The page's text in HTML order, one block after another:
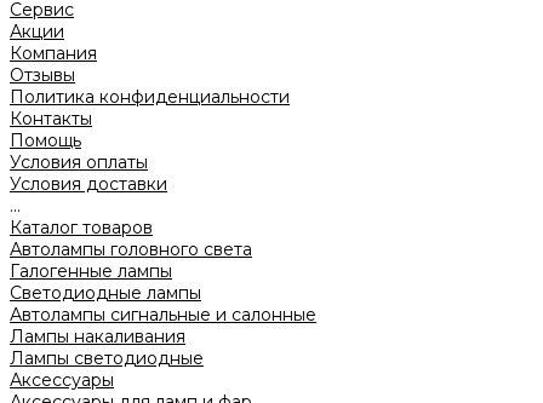
Сервис
Акции
Компания
Отзывы
Политика конфиденциальности
Контакты
Помощь
Условия оплаты
Условия доставки
...
Каталог товаров
Автолампы головного света
Галогенные лампы
Светодиодные лампы
Автолампы сигнальные и салонные
Лампы накаливания
Лампы светодиодные
Аксессуары